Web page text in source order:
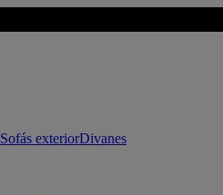
Sofás exteriorDivanes